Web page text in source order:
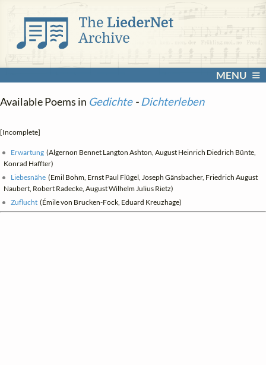
MENU
Available Poems in Gedichte-Dichterleben
[Incomplete]
Erwartung (Algernon Bennet Langton Ashton, August Heinrich Diedrich Bünte,
Konrad Haffter)
Liebesnähe (Emil Bohm, Ernst Paul Flügel, Joseph Gänsbacher, Friedrich August
Naubert, Robert Radecke, August Wilhelm Julius Rietz)
Zuflucht (Émile von Brucken-Fock, Eduard Kreuzhage)